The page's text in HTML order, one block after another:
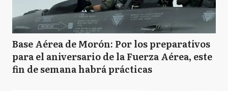
Base Aérea de Morón: Por los preparativos
para el aniversario de la Fuerza Aérea, este
fin de semana habrá prácticas